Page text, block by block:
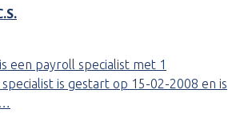
een payroll specialist met 1
is gestart op 15-02-2008 en is